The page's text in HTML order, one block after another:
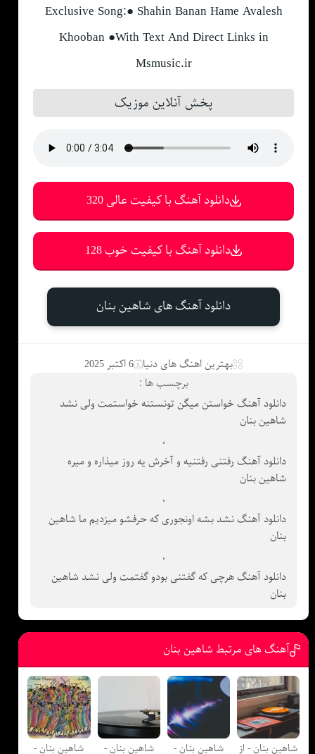
Exclusive Song:● Shahin Banan Hame Avalesh
Khooban ●With Text And Direct Links in
Msmusic.ir
پخش آنلاین موزیک
دانلود آهنگ با کیفیت عالی 320
دانلود آهنگ با کیفیت خوب 128
دانلود آهنگ های شاهین بنان
بهترین اهنگ های دنیا 6 اکتبر 2025
برچسب ها :
دانلود آهنگ خواستن میگن تونستنه خواستمت ولی نشد
شاهین بنان
،
دانلود آهنگ رفتنی رفتنیه و آخرش یه روز میذاره و میره
شاهین بنان
،
دانلود آهنگ نشد بشه اونجوری که حرفشو میزدیم ما شاهین
بنان
،
دانلود آهنگ هرچی که گفتنی بودو گفتمت ولی نشد شاهین
بنان
آهنگ های مرتبط شاهین بنان
شاهین بنان - از
شاهین بنان -
شاهین بنان -
شاهین بنان -